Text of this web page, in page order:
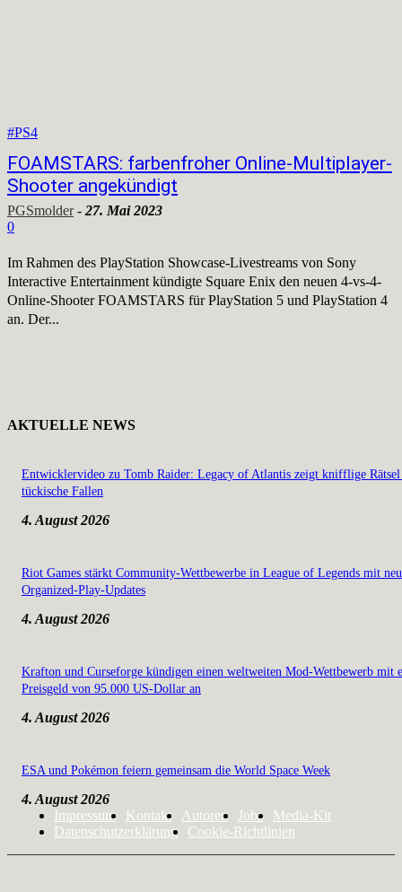
#PS4
FOAMSTARS: farbenfroher Online-Multiplayer-
Shooter angekündigt
PGSmolder - 27. Mai 2023
0
Im Rahmen des PlayStation Showcase-Livestreams von Sony
Interactive Entertainment kündigte Square Enix den neuen 4-vs-4-
Online-Shooter FOAMSTARS für PlayStation 5 und PlayStation 4
an. Der...
AKTUELLE NEWS
Entwicklervideo zu Tomb Raider: Legacy of Atlantis zeigt knifflige Rätsel
tückische Fallen
4. August 2026
Riot Games stärkt Community-Wettbewerbe in League of Legends mit
Organized-Play-Updates
4. August 2026
Krafton und Curseforge kündigen einen weltweiten Mod-Wettbewerb mit
Preisgeld von 95.000 US-Dollar an
4. August 2026
ESA und Pokémon feiern gemeinsam die World Space Week
4. August 2026
Impressum
Kontakt Autoren Jobs
Media-Kit
Datenschutzerklärung
Cookie-Richtlinien